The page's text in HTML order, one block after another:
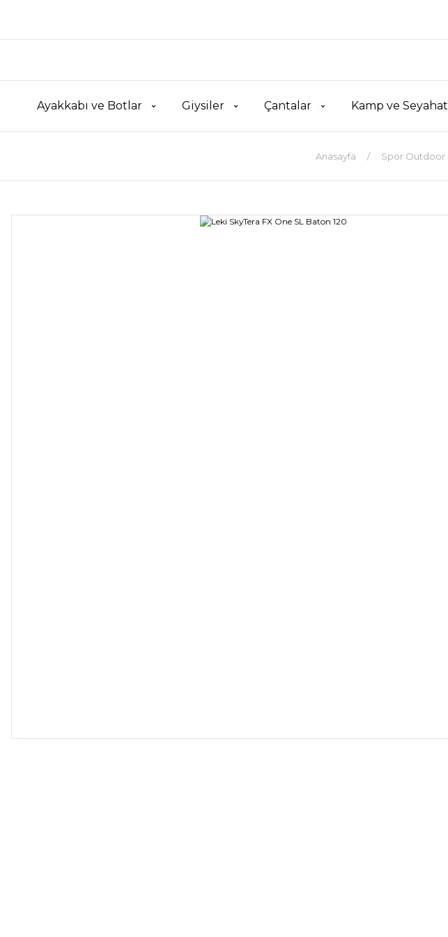
Ayakkabı ve Botlar Giysiler Çantalar Kamp ve Seyahat
Anasayfa Spor Outdoor